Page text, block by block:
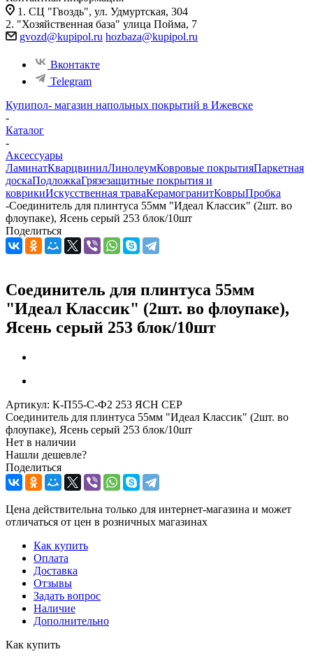
1. СЦ "Гвоздь", ул. Удмуртская, 304
2. "Хозяйственная база" улица Пойма, 7
gvozd@kupipol.ru hozbaza@kupipol.ru
Вконтакте
Telegram
Купипол- магазин напольных покрытий в Ижевске
-
Каталог
-
Аксессуары
ЛаминатКварцвинилЛинолеумКовровые покрытияПаркетная
доскаПодложкаГрязезащитные покрытия и
коврикиИскусственная траваКерамогранитКоврыПробка
-Соединитель для плинтуса 55мм "Идеал Классик" (2шт. во
флоупаке), Ясень серый 253 блок/10шт
Поделиться
Соединитель для плинтуса 55мм
"Идеал Классик" (2шт. во флоупаке),
Ясень серый 253 блок/10шт
Артикул: К-П55-С-Ф2 253 ЯСН СЕР
Соединитель для плинтуса 55мм "Идеал Классик" (2шт. во
флоупаке), Ясень серый 253 блок/10шт
Нет в наличии
Нашли дешевле?
Поделиться
Цена действительна только для интернет-магазина и может
отличаться от цен в розничных магазинах
Как купить
Оплата
Доставка
Отзывы
Задать вопрос
Наличие
Дополнительно
Как купить